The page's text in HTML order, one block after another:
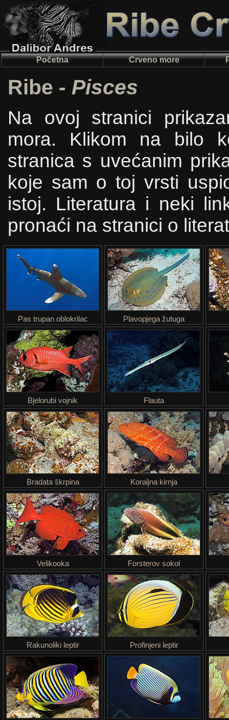
Početna Crveno more
Ribe - Pisces
Na ovoj stranici
mora. Klikom na bilo
stranica s uvećanim
koje sam o toj vrsti
istoj. Literatura i neki
pronaći na stranici o
Pas trupan oblokrilac Plavopjega žutuga
Bjelorubi vojnik Flauta
Bradata škrpina Koraljna kirnja
Velikooka Forsterov sokol
Rakunoliki leptir Profinjeni leptir